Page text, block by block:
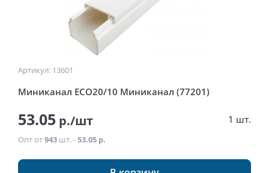
Артикул: 13601
Миниканал ECO20/10 Миниканал (77201)
53.05 р./шт 1 шт.
Опт от943 шт. -53.05 р.